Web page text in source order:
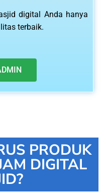
digital Anda hanya
terbaik.
PRODUK
DIGITAL